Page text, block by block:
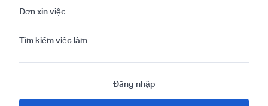
Đơn xin việc
Tìm kiếm việc làm
Đăng nhập
Xin Việc Cho Vị Trí
Chuyên Viên Tài